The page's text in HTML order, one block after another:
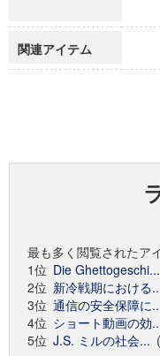
関連アイテム
最も多く閲覧されたア
1位 Die Ghettogeschi...
2位 新冷戦期における
3位 通信の安全保障に
4位 ショート動画の効
5位 J.S. ミルの社会...